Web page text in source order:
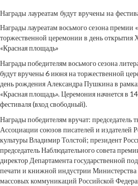
Награды лауреатам будут вручены на
Награды лауреатам восьмого сезона премии
торжественной церемонии в день открытия
«Красная площадь»
Награды победителям восьмого сезона
будут вручены 6 июня на торжественной
день рождения Александра Пушкина в
«Красная площадь». Церемония начнется в
фестиваля (вход свободный).
Награды победителям вручат: председатель
Ассоциации союзов писателей и издателей
культуры Владимир Толстой; президент
председатель Наблюдательного совета
директор Департамента государственной
печати и книжной индустрии Министерства
массовых коммуникаций Российской